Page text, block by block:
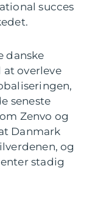
succes
danske
overleve
seneste
Zenvo og
Danmark
og
stadig